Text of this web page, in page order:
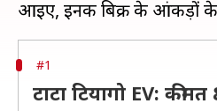
#1
टाटा टियागो EV: